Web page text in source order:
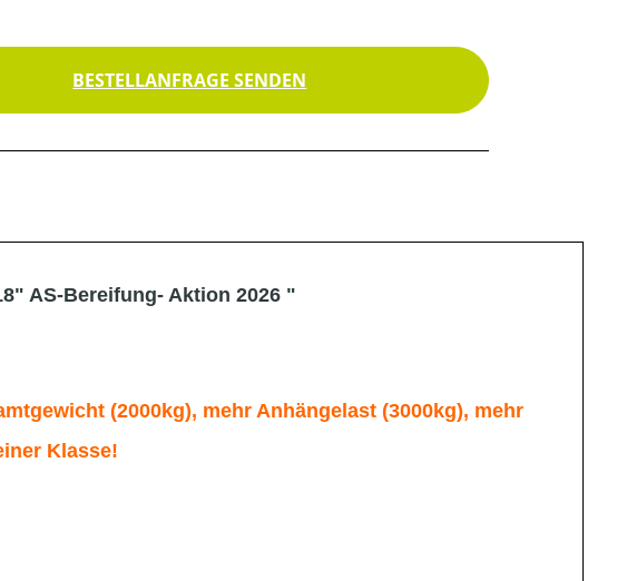
BESTELLANFRAGE SENDEN
AS-Bereifung- Aktion 2026 "
(2000kg), mehr Anhängelast (3000kg), mehr
Klasse!